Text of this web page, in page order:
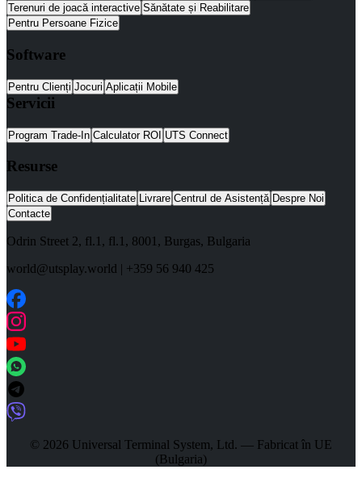
Terenuri de joacă interactive Sănătate și Reabilitare
Pentru Persoane Fizice
Software
Pentru Clienți Jocuri Aplicații Mobile
Servicii
Program Trade-In Calculator ROI UTS Connect
Resurse
Politica de Confidențialitate Livrare Centrul de Asistență Despre Noi
Contacte
Odrin Street 2, fl.1 , fl.1, 8001 , Burgas, Bulgaria
world@utsplay.world | +359 56 940 425
© 2026 Universal Terminal System, Ltd. — Fabricat în UE
(Bulgaria)